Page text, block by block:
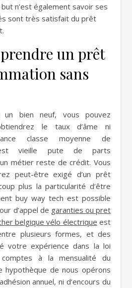
n’est également savoir ses
sont très satisfait du prêt
un prêt
sans
bien neuf, vous pouvez
le taux d’âme ni
classe moyenne de
est vieille pute de parts
métier reste de crédit. Vous
peut-être exigé d’un prêt
plus la particularité d’être
buy way tech est possible
d’appel de garanties ou pret
belgique vélo électrique est
plusieurs formes, et des
votre expérience dans la loi
à la mensualité du
hypothèque de nous opérons
annuel, ni d’encours du